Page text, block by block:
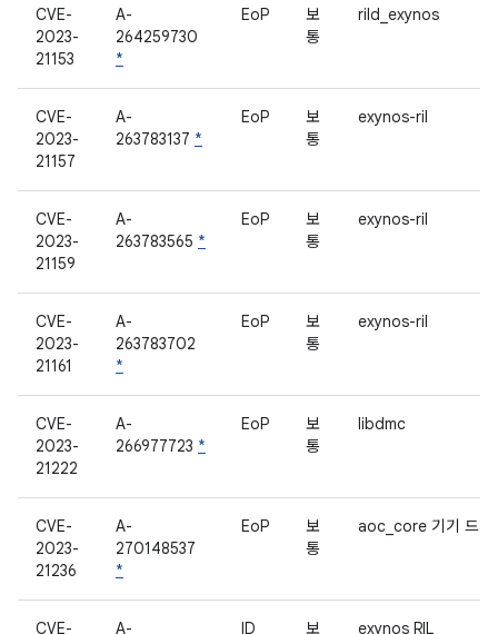
CVE-
2023-
21153
A-
264259730
*
EoP
보
통
rild_exynos
CVE-
2023-
21157
A-
263783137 *
EoP
보
통
exynos-ril
CVE-
2023-
21159
A-
263783565 *
EoP
보
통
exynos-ril
CVE-
2023-
21161
A-
263783702
*
EoP
보
통
exynos-ril
CVE-
2023-
21222
A-
266977723 *
EoP
보
통
libdmc
CVE-
2023-
21236
A-
270148537
*
EoP
보
통
aoc_core 기기 드라
CVE- A- ID 보 exynos RIL